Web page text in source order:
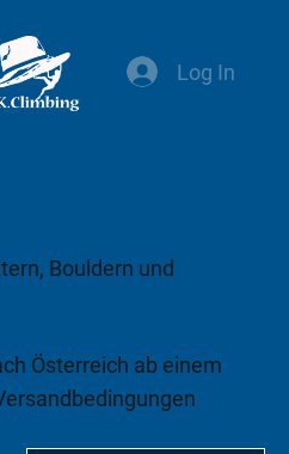
Bouldern und
Österreich ab einem
Log In